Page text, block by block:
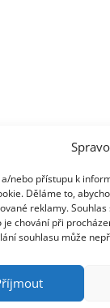
a/nebo přístupu k
Děláme to,
reklamy.
je chování při
souhlasu může